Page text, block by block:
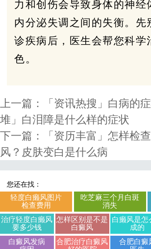
力和创伤会导致身体的神经
内分泌失调之间的失衡。先
诊疾病后，医生会帮您科学
色。
上一篇：
「资讯热搜」白病的
堆」白泪障是什么样的症状
下一篇：
「资历丰富」怎样检
风？皮肤变白是什么病
您还在找：
轻度白癞风图片
检查费用
吃芝麻三个月白斑
消失
治疗轻度白癞风
要多少钱
怎样区别是不是
白癜风
白癞风是怎
成的
白癜风发病
合肥治疗白癜风
合肥白癜